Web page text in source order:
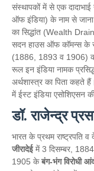
संस्थापकों में से एक दादाभाई
ऑफ इंडिया) के नाम से जाना
का सिद्धांत (Wealth
सदन हाउस ऑफ कॉमन्स के
(1886, 1893 व 1906)
रूल इन इंडिया नामक
अर्थशास्त्र का पिता कहते
में ईस्ट इंडिया एसोशिएसन
डॉ. राजेन्द्र
भारत के प्रथम राष्ट्रपति व
जीरादेईमें 3 दिसम्बर,
1905 केबंग-भंग विरोधी